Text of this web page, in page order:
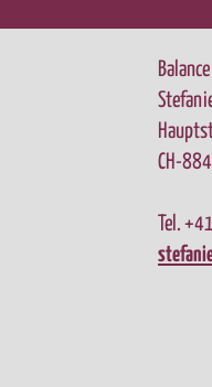
CH-
Tel.